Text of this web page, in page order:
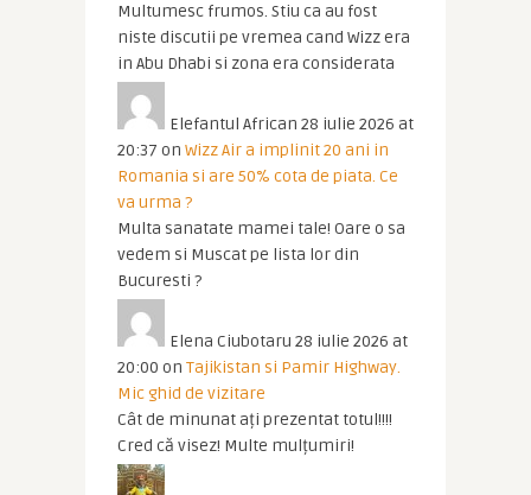
Multumesc frumos. Stiu ca au fost
niste discutii pe vremea cand Wizz era
in Abu Dhabi si zona era considerata
Elefantul African 28 iulie 2026 at
20:37 on Wizz Air a implinit 20 ani in
Romania si are 50% cota de piata. Ce
va urma ?
Multa sanatate mamei tale! Oare o sa
vedem si Muscat pe lista lor din
Bucuresti ?
Elena Ciubotaru 28 iulie 2026 at
20:00 on Tajikistan si Pamir Highway.
Mic ghid de vizitare
Cât de minunat ați prezentat totul!!!!
Cred că visez! Multe mulțumiri!